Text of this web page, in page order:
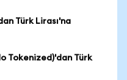
Türk Lirası'na
Tokenized)'dan Türk